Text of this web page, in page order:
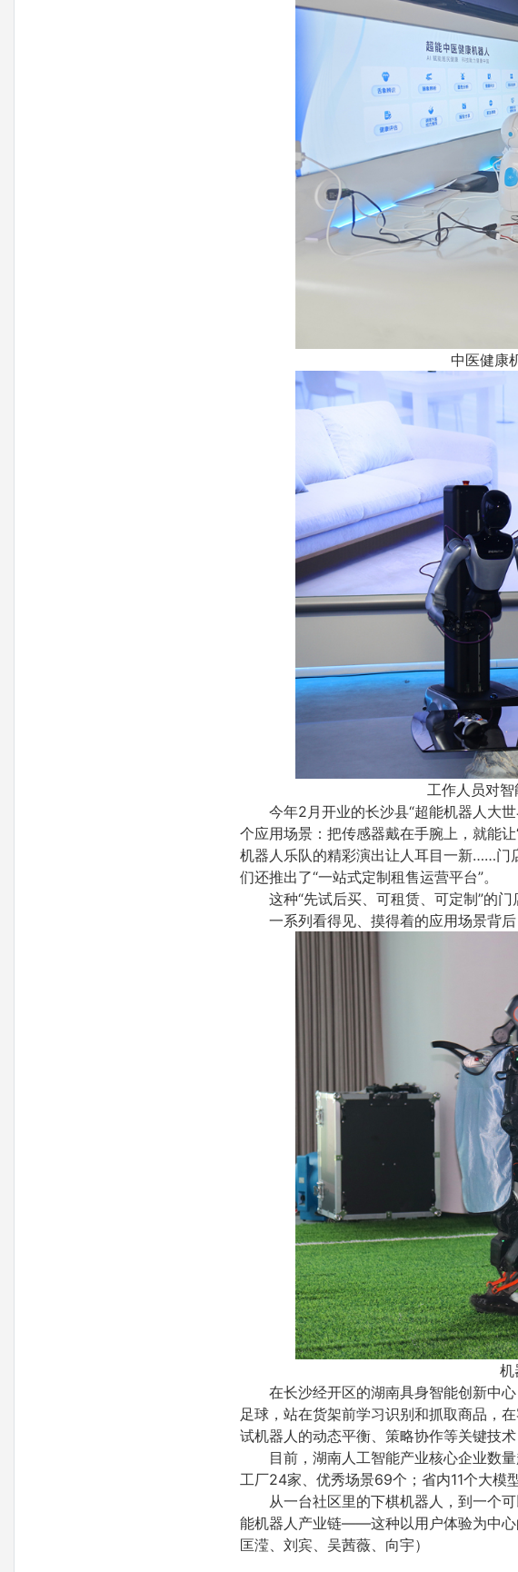
中医健康
工作人员对
今年2月开业的长沙县“超能机器人大
个应用场景：把传感器戴在手腕上，就能
机器人乐队的精彩演出让人耳目一新……门
们还推出了“一站式定制租售运营平台”。
这种“先试后买、可租赁、可定制”的
一系列看得见、摸得着的应用场景背
机
在长沙经开区的湖南具身智能创新中
足球，站在货架前学习识别和抓取商品，
试机器人的动态平衡、策略协作等关键技
目前，湖南人工智能产业核心企业数
工厂24家、优秀场景69个；省内11个大模
从一台社区里的下棋机器人，到一个
能机器人产业链——这种以用户体验为中心
匡滢、刘宾、吴茜薇、向宇）